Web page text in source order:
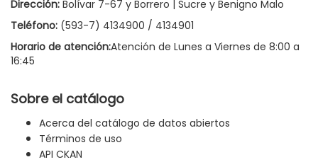
Dirección: Bolívar 7-67 y Borrero | Sucre y Benigno Malo
Teléfono: (593-7) 4134900 / 4134901
Horario de atención:Atención de Lunes a Viernes de 8:00 a
16:45
Sobre el catálogo
Acerca del catálogo de datos abiertos
Términos de uso
API CKAN